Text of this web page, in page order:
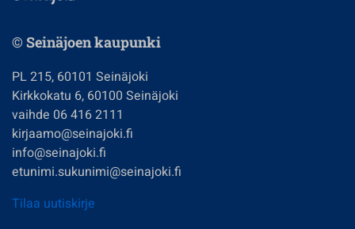
© Seinäjoen kaupunki
PL 215, 60101 Seinäjoki
Kirkkokatu 6, 60100 Seinäjoki
vaihde 06 416 2111
kirjaamo@seinajoki.fi
info@seinajoki.fi
etunimi.sukunimi@seinajoki.fi
Tilaa uutiskirje